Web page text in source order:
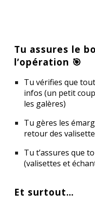
Tu assures le
l’opération 🎯
Tu vérifies que
infos (un petit
les galères)
Tu gères les
retour des
Tu t’assures que
(valisettes et
Et surtout…